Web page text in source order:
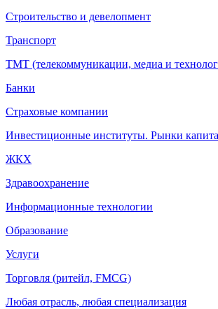
Строительство и девелопмент
Транспорт
ТМТ (телекоммуникации, медиа и
Банки
Страховые компании
Инвестиционные институты. Рынки
ЖКХ
Здравоохранение
Информационные технологии
Образование
Услуги
Торговля (ритейл, FMCG)
Любая отрасль, любая специализация